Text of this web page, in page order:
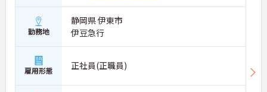
勤務地
静岡県 伊東市
伊豆急行
雇用形態 正社員(正職員)